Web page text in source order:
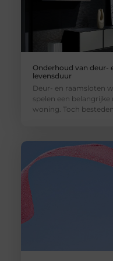
Onderhoud van deur-
levensduur
Deur- en raamsloten
spelen een
woning. Toch